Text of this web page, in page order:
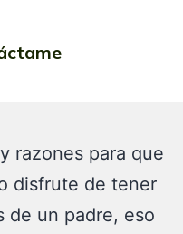
razones para que
disfrute de tener
de un padre, eso